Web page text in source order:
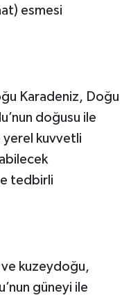
esmesi
Karadeniz, Doğu
doğusu ile
yerel kuvvetli
tedbirli
ve kuzeydoğu,
güneyi ile